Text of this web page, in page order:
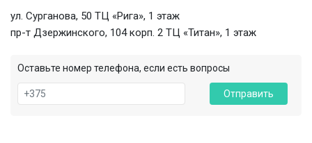
ул. Сурганова, 50 ТЦ «Рига», 1 этаж
пр-т Дзержинского, 104 корп. 2 ТЦ «Титан», 1 этаж
Оставьте номер телефона, если есть вопросы
Отправить